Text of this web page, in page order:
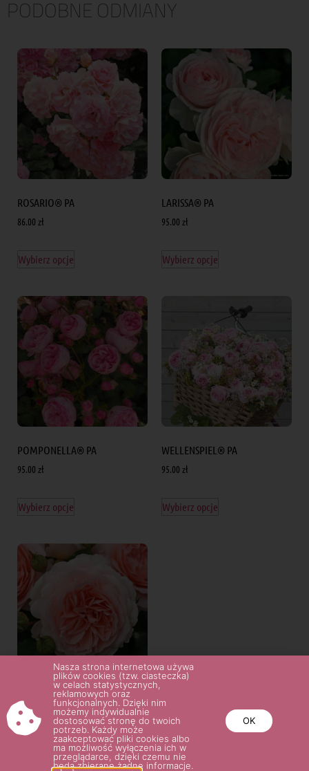
PODOBNE ODMIANY
ROSARIO® PA
86.00 zł
Wybierz opcje
LARISSA® PA
95.00 zł
Wybierz opcje
POMPONELLA® PA
95.00 zł
Wybierz opcje
WELLENSPIEL® PA
95.00 zł
Wybierz opcje
MÄRCHENZAUBER® PA
95.00zł
Wybierz opcje
Nasza strona internetowa używa
plików cookies (tzw. ciasteczka)
w celach statystycznych,
reklamowych oraz
funkcjonalnych. Dzięki nim
możemy indywidualnie
dostosować stronę do twoich
potrzeb. Każdy może
zaakceptować pliki cookies albo
ma możliwość wyłączenia ich w
przeglądarce, dzięki czemu nie
będą zbierane żadne informacje.
OK